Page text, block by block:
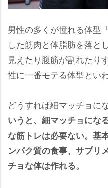
男性の多くが憧れる体型
した筋肉と体脂肪を落と
見えたり腹筋が割れたり
性に一番モテる体型といわ
どうすれば細マッチョに
いうと、細マッチョにな
な筋トレは必要ない。基
ンパク質の食事、サプリ
チョな体は作れる。